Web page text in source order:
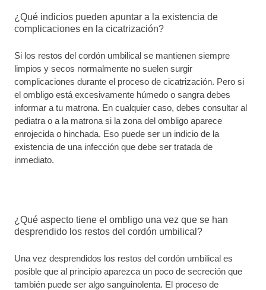
¿Qué indicios pueden apuntar a la existencia de
complicaciones en la cicatrización?
Si los restos del cordón umbilical se mantienen siempre
limpios y secos normalmente no suelen surgir
complicaciones durante el proceso de cicatrización. Pero si
el ombligo está excesivamente húmedo o sangra debes
informar a tu matrona. En cualquier caso, debes consultar al
pediatra o a la matrona si la zona del ombligo aparece
enrojecida o hinchada. Eso puede ser un indicio de la
existencia de una infección que debe ser tratada de
inmediato.
¿Qué aspecto tiene el ombligo una vez que se han
desprendido los restos del cordón umbilical?
Una vez desprendidos los restos del cordón umbilical es
posible que al principio aparezca un poco de secreción que
también puede ser algo sanguinolenta. El proceso de